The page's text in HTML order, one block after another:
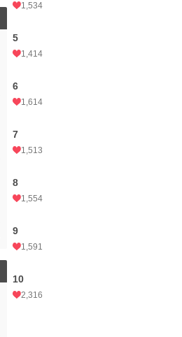
1,534
5
1,414
6
1,614
7
1,513
8
1,554
9
1,591
10
2,316